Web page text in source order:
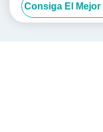
preligadas